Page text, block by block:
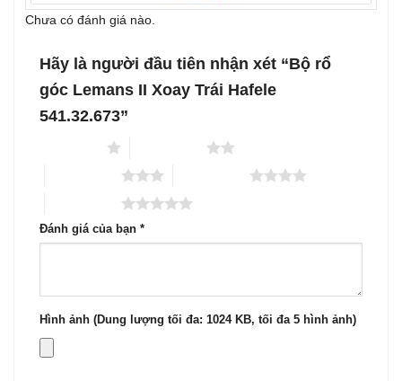
Chưa có đánh giá nào.
Hãy là người đầu tiên nhận xét “Bộ rổ
góc Lemans II Xoay Trái Hafele
541.32.673”
Đánh giá của bạn *
Hình ảnh (Dung lượng tối đa: 1024 KB, tối đa 5 hình ảnh)